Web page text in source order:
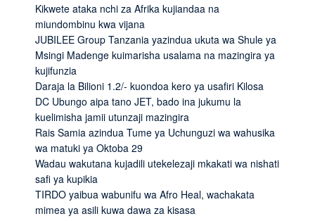
Kikwete ataka nchi za Afrika kujiandaa na
miundombinu kwa vijana
JUBILEE Group Tanzania yazindua ukuta wa Shule ya
Msingi Madenge kuimarisha usalama na mazingira ya
kujifunzia
Daraja la Bilioni 1.2/- kuondoa kero ya usafiri Kilosa
DC Ubungo aipa tano JET, bado ina jukumu la
kuelimisha jamii utunzaji mazingira
Rais Samia azindua Tume ya Uchunguzi wa wahusika
wa matuki ya Oktoba 29
Wadau wakutana kujadili utekelezaji mkakati wa nishati
safi ya kupikia
TIRDO yaibua wabunifu wa Afro Heal, wachakata
mimea ya asili kuwa dawa za kisasa